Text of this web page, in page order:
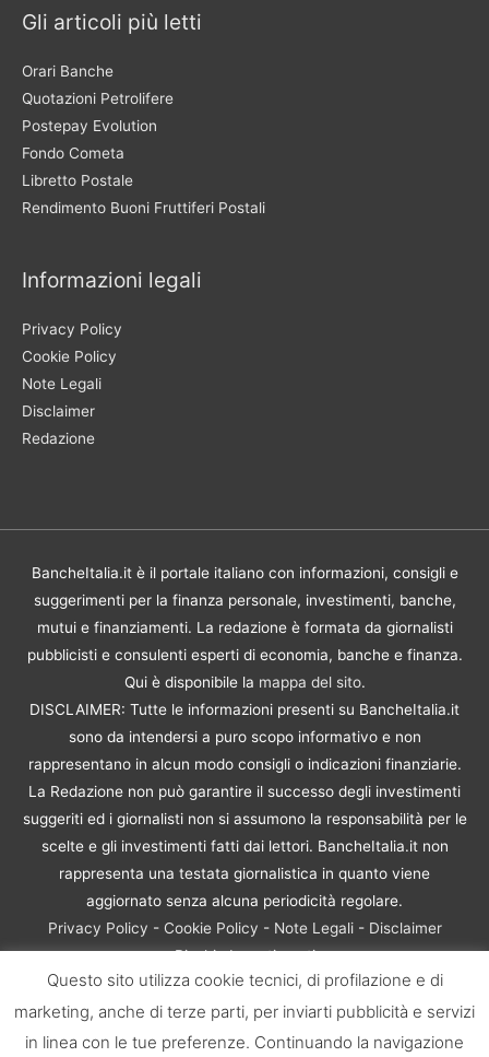
Gli articoli più letti
Orari Banche
Quotazioni Petrolifere
Postepay Evolution
Fondo Cometa
Libretto Postale
Rendimento Buoni Fruttiferi Postali
Informazioni legali
Privacy Policy
Cookie Policy
Note Legali
Disclaimer
Redazione
BancheItalia.it è il portale italiano con informazioni, consigli e
suggerimenti per la finanza personale, investimenti, banche,
mutui e finanziamenti. La redazione è formata da giornalisti
pubblicisti e consulenti esperti di economia, banche e finanza.
Qui è disponibile la mappa del sito.
DISCLAIMER: Tutte le informazioni presenti su BancheItalia.it
sono da intendersi a puro scopo informativo e non
rappresentano in alcun modo consigli o indicazioni finanziarie.
La Redazione non può garantire il successo degli investimenti
suggeriti ed i giornalisti non si assumono la responsabilità per le
scelte e gli investimenti fatti dai lettori. BancheItalia.it non
rappresenta una testata giornalistica in quanto viene
aggiornato senza alcuna periodicità regolare.
Privacy Policy - Cookie Policy - Note Legali- Disclaimer
Rischio Investimenti
BancheItalia.it Copyright © 2021. Tutti i diritti sono riservati. |
P.IVA 10673901004 | Contenuti di proprietà di BancheItalia.it:
non sono riproducibili, neanche parzialmente, senza esplicita
Questo sito utilizza cookie tecnici, di profilazione e di
marketing, anche di terze parti, per inviarti pubblicità e servizi
in linea con le tue preferenze. Continuando la navigazione